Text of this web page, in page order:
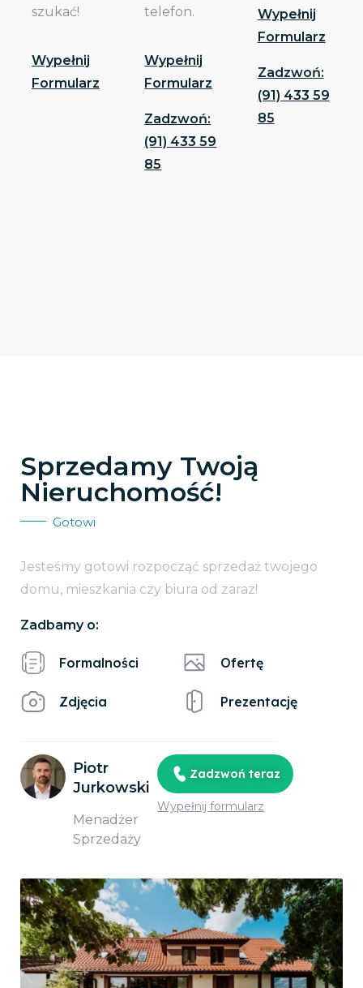
szukać!
Wypełnij
Formularz
telefon.
Wypełnij
Formularz
Zadzwoń:
(91) 433 59
85
Wypełnij
Formularz
Zadzwoń:
(91) 433 59
85
Sprzedamy Twoją
Nieruchomość!
Gotowi
Jesteśmy gotowi rozpocząć sprzedaż twojego
domu, mieszkania czy biura od zaraz!
Zadbamy o:
Formalności
Zdjęcia
Ofertę
Prezentację
Piotr
Jurkowski
Menadżer
Sprzedaży
Zadzwoń teraz
Wypełnij formularz